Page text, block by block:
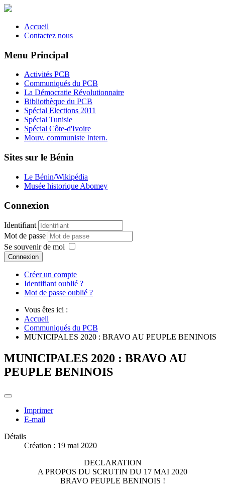
Accueil
Contactez nous
Menu Principal
Activités PCB
Communiqués du PCB
La Démocratie Révolutionnaire
Bibliothèque du PCB
Spécial Elections 2011
Spécial Tunisie
Spécial Côte-d'Ivoire
Mouv. communiste Intern.
Sites sur le Bénin
Le Bénin/Wikipédia
Musée historique Abomey
Connexion
Identifiant
Mot de passe
Se souvenir de moi
Connexion
Créer un compte
Identifiant oublié ?
Mot de passe oublié ?
Vous êtes ici :
Accueil
Communiqués du PCB
MUNICIPALES 2020 : BRAVO AU PEUPLE BENINOIS
MUNICIPALES 2020 : BRAVO AU
PEUPLE BENINOIS
Imprimer
E-mail
Détails
Création : 19 mai 2020
DECLARATION
A PROPOS DU SCRUTIN DU 17 MAI 2020
BRAVO PEUPLE BENINOIS !